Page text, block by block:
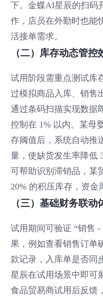
下。金蝶AI星辰的扫码
作，店员在外勤时也能
活接单需求。
（二）库存动态管控
试用阶段需重点测试库
过模拟商品入库、销售
通过条码扫描实现数据
控制在 1% 以内。某母
存阈值后，系统自动推
量，使缺货发生率降低
可帮助识别滞销品，某
20% 的积压库存，资金
（三）基础财务联动
试用期间可验证 “销售
果，例如查看销售订单
款记录，入库单是否同
星辰在试用场景中即可
食品贸易商试用后反馈